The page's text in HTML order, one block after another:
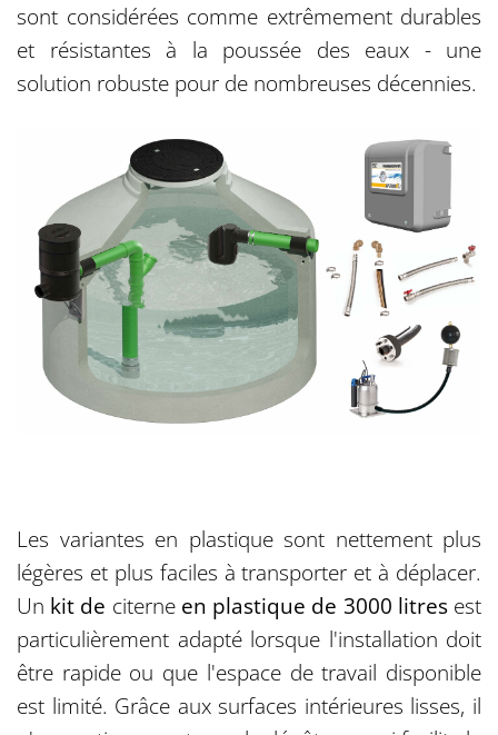
sont considérées comme extrêmement durables
et résistantes à la poussée des eaux - une
solution robuste pour de nombreuses décennies.
Les variantes en plastique sont nettement plus
légères et plus faciles à transporter et à déplacer.
Un kit de citerne en plastique de 3000 litresest
particulièrement adapté lorsque l'installation doit
être rapide ou que l'espace de travail disponible
est limité. Grâce aux surfaces intérieures lisses, il